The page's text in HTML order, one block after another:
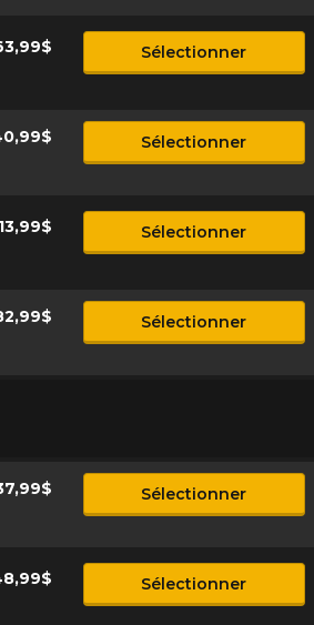
Sélectionner
Sélectionner
Sélectionner
Sélectionner
Sélectionner
Sélectionner